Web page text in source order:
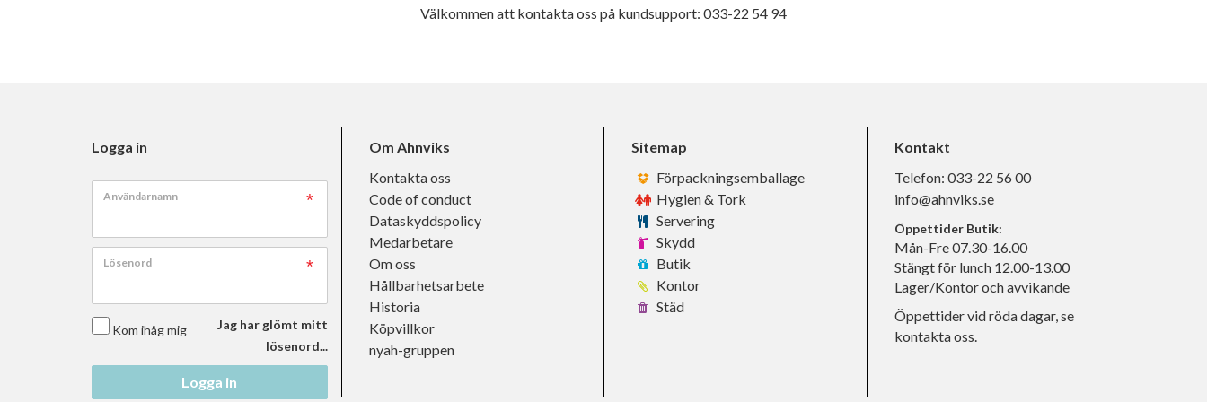
Välkommen att kontakta oss på kundsupport: 033-22 54 94
Logga in
Användarnamn
Lösenord
Kom ihåg mig
Jag har glömt mitt
lösenord...
Logga in
Om Ahnviks
Kontakta oss
Code of conduct
Dataskyddspolicy
Medarbetare
Om oss
Hållbarhetsarbete
Historia
Köpvillkor
nyah-gruppen
Sitemap
Förpackningsemballage
Hygien & Tork
Servering
Skydd
Butik
Kontor
Städ
Kontakt
Telefon: 033-22 56 00
info@ahnviks.se
Öppettider Butik:
Mån-Fre 07.30-16.00
Stängt för lunch 12.00-13.00
Lager/Kontor och avvikande
Öppettider vid röda dagar, se
kontakta oss.